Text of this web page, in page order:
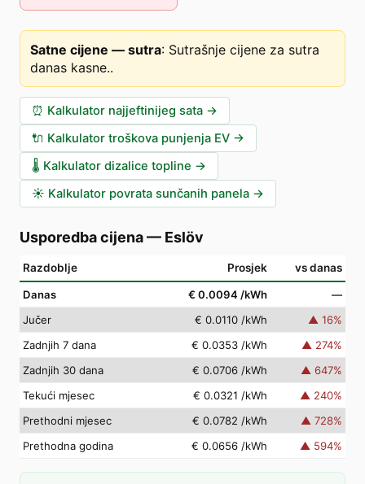
Satne cijene — sutra: Sutrašnje cijene za sutra
danas kasne..
⏰ Kalkulator najjeftinijeg sata →
🔌 Kalkulator troškova punjenja EV →
🌡️ Kalkulator dizalice topline →
☀️ Kalkulator povrata sunčanih panela →
Usporedba cijena— Eslöv
Razdoblje Prosjek vs danas
Danas € 0.0094 /kWh
—
Jučer
€ 0.0110 /kWh ▲ 16%
Zadnjih 7 dana
€ 0.0353 /kWh ▲ 274%
Zadnjih 30 dana
€ 0.0706 /kWh ▲ 647%
Tekući mjesec
€ 0.0321 /kWh ▲ 240%
Prethodni mjesec
€ 0.0782 /kWh ▲ 728%
Prethodna godina
€ 0.0656 /kWh ▲ 594%